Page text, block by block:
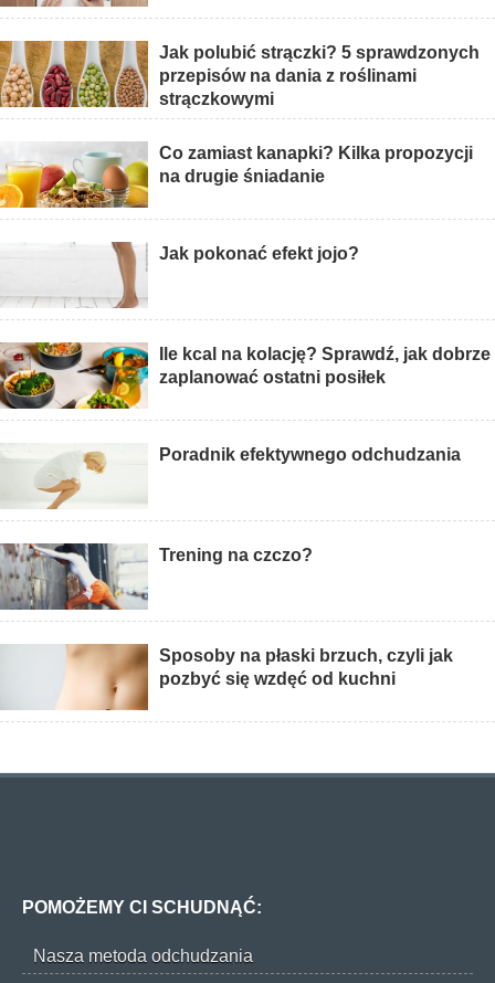
Jak polubić strączki? 5 sprawdzonych
przepisów na dania z roślinami
strączkowymi
Co zamiast kanapki? Kilka propozycji
na drugie śniadanie
Jak pokonać efekt jojo?
Ile kcal na kolację? Sprawdź, jak dobrze
zaplanować ostatni posiłek
Poradnik efektywnego odchudzania
Trening na czczo?
Sposoby na płaski brzuch, czyli jak
pozbyć się wzdęć od kuchni
POMOŻEMY CI SCHUDNĄĆ:
Nasza metoda odchudzania